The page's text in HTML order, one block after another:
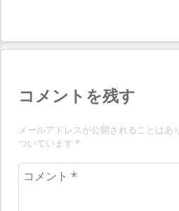
ゲ
シ
ョ
ン
コメントを残す
メールアドレスが公開されることはあ
ついています *
コ